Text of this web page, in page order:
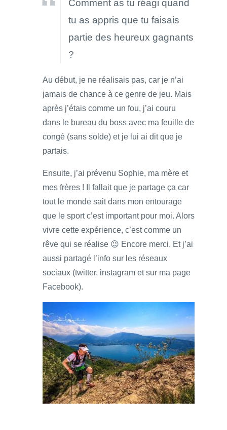
Comment as tu réagi quand
tu as appris que tu faisais
partie des heureux gagnants
?
Au début, je ne réalisais pas, car je n’ai
jamais de chance à ce genre de jeu. Mais
après j’étais comme un fou, j’ai couru
dans le bureau du boss avec ma feuille de
congé (sans solde) et je lui ai dit que je
partais.
Ensuite, j’ai prévenu Sophie, ma mère et
mes frères ! Il fallait que je partage ça car
tout le monde sait dans mon entourage
que le sport c’est important pour moi. Alors
vivre cette expérience, c’est comme un
rêve qui se réalise 😉 Encore merci. Et j’ai
aussi partagé l’info sur les réseaux
sociaux (twitter, instagram et sur ma page
Facebook).